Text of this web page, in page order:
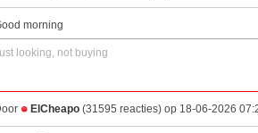
morning
looking, not buying
ElCheapo (31595 reacties) op 18-06-2026